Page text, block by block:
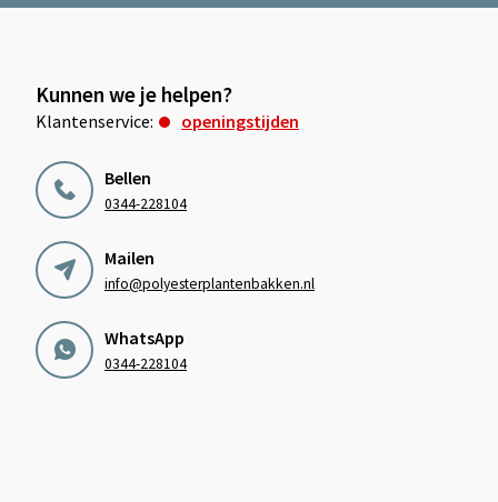
Kunnen we je helpen?
Klantenservice: openingstijden
Bellen
0344-228104
Mailen
info@polyesterplantenbakken.nl
WhatsApp
0344-228104